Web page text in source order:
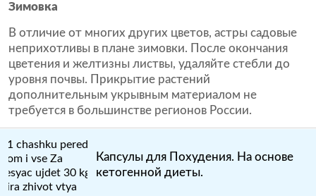
Зимовка
В отличие от многих других цветов, астры садовые
неприхотливы в плане зимовки. После окончания
цветения и желтизны листвы, удаляйте стебли до
уровня почвы. Прикрытие растений
дополнительным укрывным материалом не
требуется в большинстве регионов России.
Капсулы для Похудения. На основе
кетогенной диеты.